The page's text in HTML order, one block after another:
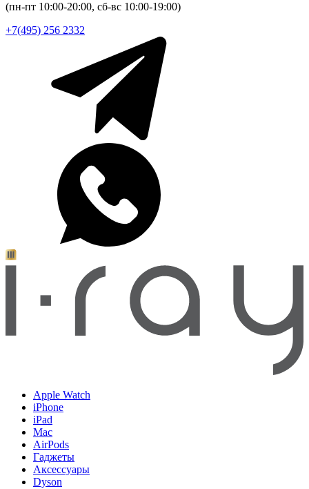
(пн-пт 10:00-20:00, сб-вс 10:00-19:00)
+7(495) 256 2332
Apple Watch
iPhone
iPad
Mac
AirPods
Гаджеты
Аксессуары
Dyson